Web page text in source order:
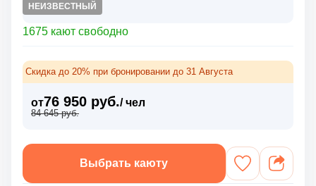
НЕИЗВЕСТНЫЙ
1675 кают свободно
Скидка до 20% при бронировании до 31 Августа
от76 950 руб./ чел
84 645 руб.
Выбрать каюту